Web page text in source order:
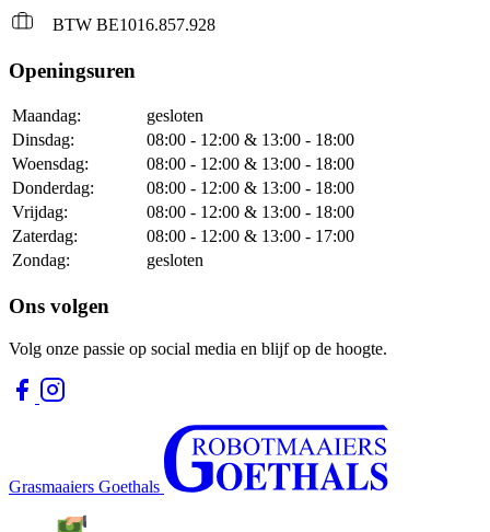
BTW BE1016.857.928
Openingsuren
Maandag:
gesloten
Dinsdag:
08:00 - 12:00 & 13:00 - 18:00
Woensdag:
08:00 - 12:00 & 13:00 - 18:00
Donderdag:
08:00 - 12:00 & 13:00 - 18:00
Vrijdag:
08:00 - 12:00 & 13:00 - 18:00
Zaterdag:
08:00 - 12:00 & 13:00 - 17:00
Zondag:
gesloten
Ons volgen
Volg onze passie op social media en blijf op de hoogte.
Grasmaaiers Goethals